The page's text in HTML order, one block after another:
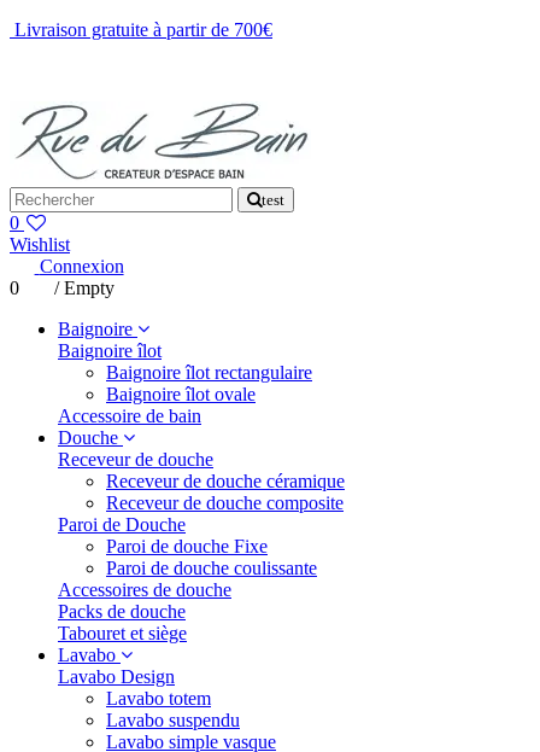
Livraison gratuite à partir de 700€
test
0
Wishlist
Connexion
0
/Empty
Baignoire
Baignoire îlot
Baignoire îlot rectangulaire
Baignoire îlot ovale
Accessoire de bain
Douche
Receveur de douche
Receveur de douche céramique
Receveur de douche composite
Paroi de Douche
Paroi de douche Fixe
Paroi de douche coulissante
Accessoires de douche
Packs de douche
Tabouret et siège
Lavabo
Lavabo Design
Lavabo totem
Lavabo suspendu
Lavabo simple vasque